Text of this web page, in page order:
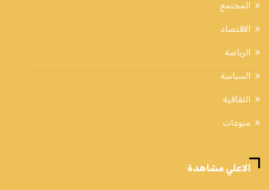
المجتمع
الاقتصاد
الرياضة
السياسة
الثقافية
منوعات
الاعلي مشاهدة